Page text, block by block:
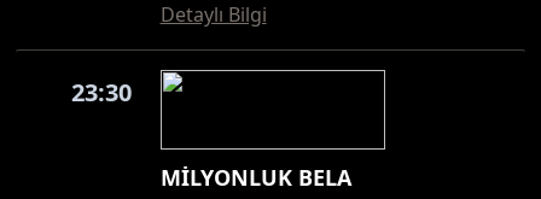
Detaylı Bilgi
23:30
MİLYONLUK BELA